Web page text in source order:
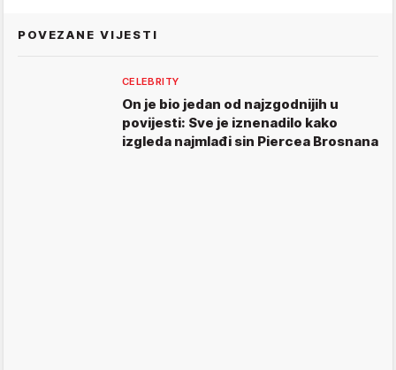
POVEZANE VIJESTI
CELEBRITY
On je bio jedan od najzgodnijih u
povijesti: Sve je iznenadilo kako
izgleda najmlađi sin Piercea Brosnana